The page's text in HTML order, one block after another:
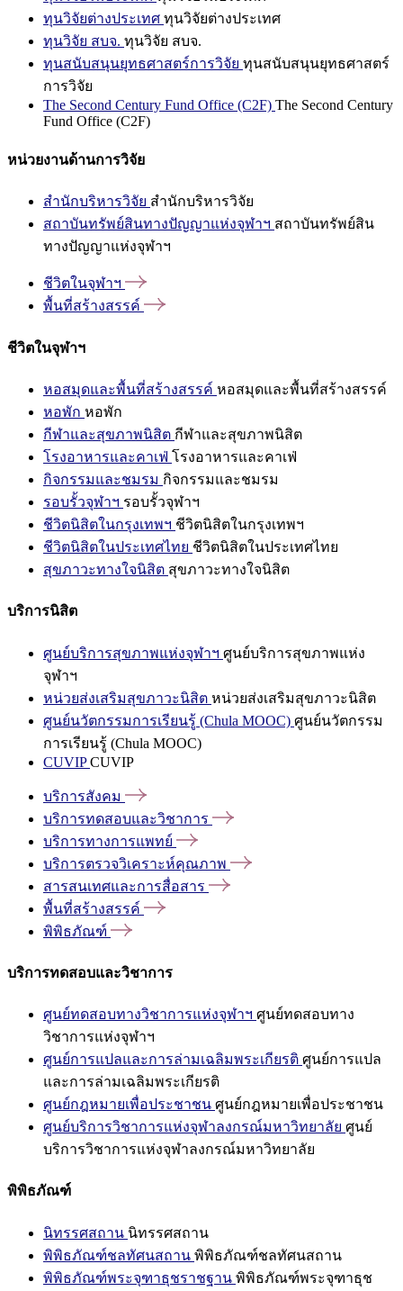
ทุนวิจัยต่างประเทศ ทุนวิจัยต่างประเทศ
ทุนวิจัย สบจ. ทุนวิจัย สบจ.
ทุนสนับสนุนยุทธศาสตร์การวิจัย ทุนสนับสนุนยุทธศาสตร์
การวิจัย
The Second Century Fund Office (C2F) The Second Century
Fund Office (C2F)
หน่วยงานด้านการวิจัย
สำนักบริหารวิจัย สำนักบริหารวิจัย
สถาบันทรัพย์สินทางปัญญาแห่งจุฬาฯ สถาบันทรัพย์สิน
ทางปัญญาแห่งจุฬาฯ
ชีวิตในจุฬาฯ
พื้นที่สร้างสรรค์
ชีวิตในจุฬาฯ
หอสมุดและพื้นที่สร้างสรรค์ หอสมุดและพื้นที่สร้างสรรค์
หอพัก หอพัก
กีฬาและสุขภาพนิสิต กีฬาและสุขภาพนิสิต
โรงอาหารและคาเฟ่ โรงอาหารและคาเฟ่
กิจกรรมและชมรม กิจกรรมและชมรม
รอบรั้วจุฬาฯ รอบรั้วจุฬาฯ
ชีวิตนิสิตในกรุงเทพฯ ชีวิตนิสิตในกรุงเทพฯ
ชีวิตนิสิตในประเทศไทย ชีวิตนิสิตในประเทศไทย
สุขภาวะทางใจนิสิต สุขภาวะทางใจนิสิต
บริการนิสิต
ศูนย์บริการสุขภาพแห่งจุฬาฯ ศูนย์บริการสุขภาพแห่ง
จุฬาฯ
หน่วยส่งเสริมสุขภาวะนิสิต หน่วยส่งเสริมสุขภาวะนิสิต
ศูนย์นวัตกรรมการเรียนรู้ (Chula MOOC) ศูนย์นวัตกรรม
การเรียนรู้ (Chula MOOC)
CUVIPCUVIP
บริการสังคม
บริการทดสอบและวิชาการ
บริการทางการแพทย์
บริการตรวจวิเคราะห์คุณภาพ
สารสนเทศและการสื่อสาร
พื้นที่สร้างสรรค์
พิพิธภัณฑ์
บริการทดสอบและวิชาการ
ศูนย์ทดสอบทางวิชาการแห่งจุฬาฯ ศูนย์ทดสอบทาง
วิชาการแห่งจุฬาฯ
ศูนย์การแปลและการล่ามเฉลิมพระเกียรติ ศูนย์การแปล
และการล่ามเฉลิมพระเกียรติ
ศูนย์กฎหมายเพื่อประชาชน ศูนย์กฎหมายเพื่อประชาชน
ศูนย์บริการวิชาการแห่งจุฬาลงกรณ์มหาวิทยาลัย ศูนย์
บริการวิชาการแห่งจุฬาลงกรณ์มหาวิทยาลัย
พิพิธภัณฑ์
นิทรรศสถาน นิทรรศสถาน
พิพิธภัณฑ์ชลทัศนสถาน พิพิธภัณฑ์ชลทัศนสถาน
พิพิธภัณฑ์พระจุฑาธุชราชฐาน พิพิธภัณฑ์พระจุฑาธุช